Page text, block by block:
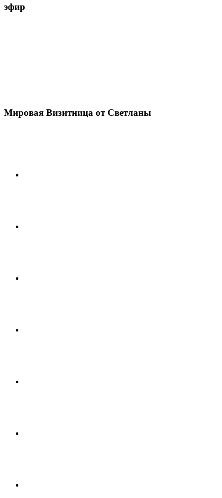
эфир
Мировая Визитница от Светланы